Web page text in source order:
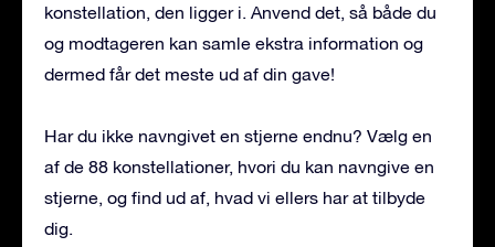
konstellation, den ligger i. Anvend det, så både du
og modtageren kan samle ekstra information og
dermed får det meste ud af din gave!
Har du ikke navngivet en stjerne endnu? Vælg en
af de 88 konstellationer, hvori du kan navngive en
stjerne, og find ud af, hvad vi ellers har at tilbyde
dig.